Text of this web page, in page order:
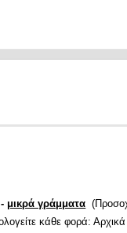
μικρά γράμματα
κάθε φορά: